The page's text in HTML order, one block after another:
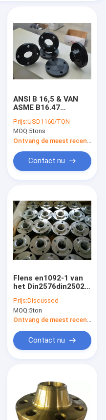
ANSI B 16,5 & VAN
ASME B16.47
EEN 105 ZWARTE
VERF 1/2“ -“ MISSTAP
48 OP OPGEHEVEN
GEZICHTSflens
Prijs:USD1160/TON
MOQ:5tons
Contact nu
Flens en1092-1 van
het Din2576din2502
Pn6 Pn10 Pn16 Pn25
Pn40 Type01 Type11
Prijs:Discussed
MOQ:5ton
Ontvang de meest recente Prijs
Contact nu